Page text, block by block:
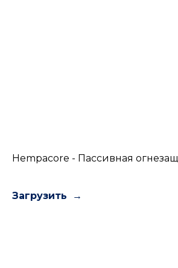
Hempacore - Пассивная
Загрузить